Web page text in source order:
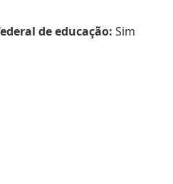
de educação: Sim